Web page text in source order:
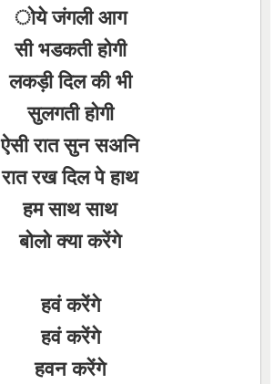
ोये जंगली आग
सी भडकती होगी
लकड़ी दिल की भी
सुलगती होगी
ऐसी रात सुन सअनि
रात रख दिल पे हाथ
हम साथ साथ
बोलो क्या करेंगे
हवं करेंगे
हवं करेंगे
हवन करेंगे